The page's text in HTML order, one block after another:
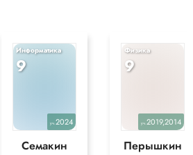
Информатика
9
уч.2024
Семакин
Физика
9
уч.2019,2014
Перышкин